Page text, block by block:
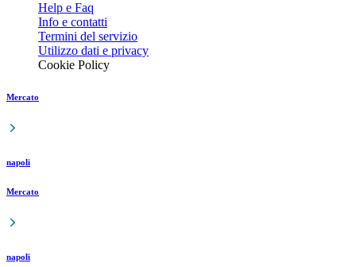
Help e Faq
Info e contatti
Termini del servizio
Utilizzo dati e privacy
Cookie Policy
Mercato
napoli
Mercato
napoli